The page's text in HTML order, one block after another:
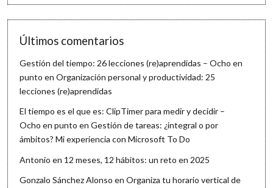
Últimos comentarios
Gestión del tiempo: 26 lecciones (re)aprendidas – Ocho en
punto enOrganización personal y productividad: 25
lecciones (re)aprendidas
El tiempo es el que es: ClipTimer para medir y decidir –
Ocho en punto enGestión de tareas: ¿integral o por
ámbitos? Mi experiencia con Microsoft To Do
Antonio en 12 meses, 12 hábitos: un reto en 2025
Gonzalo Sánchez Alonso enOrganiza tu horario vertical de